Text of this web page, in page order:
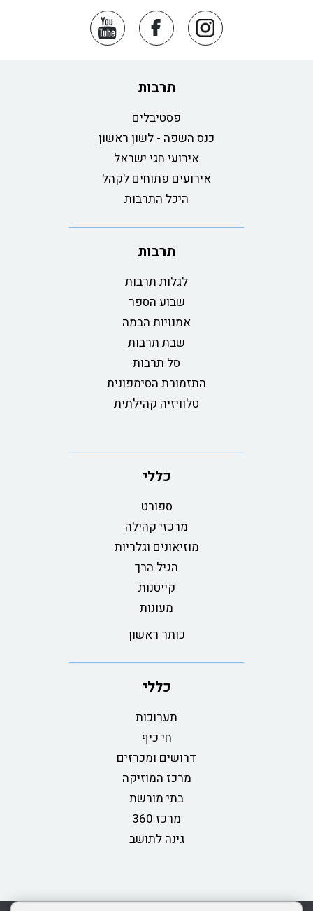
תרבות
פסטיבלים
כנס השפה - לשון ראשון
אירועי חגי ישראל
אירועים פתוחים לקהל
היכל התרבות
תרבות
לגלות תרבות
שבוע הספר
אמנויות הבמה
שבת תרבות
סל תרבות
התזמורת הסימפונית
טלוויזיה קהילתית
כללי
ספורט
מרכזי קהילה
מוזיאונים וגלריות
הגיל הרך
קייטנות
מעונות
כותר ראשון
כללי
תערוכות
חי כיף
דרושים ומכרזים
מרכז המוזיקה
בתי מורשת
מרכז 360
גינה לתושב